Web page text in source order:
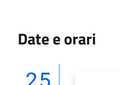
Date e orari